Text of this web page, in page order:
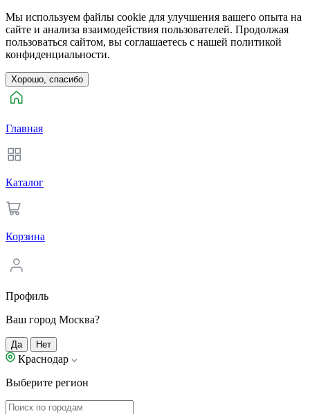
Мы используем файлы cookie для улучшения вашего опыта на
сайте и анализа взаимодействия пользователей. Продолжая
пользоваться сайтом, вы соглашаетесь с нашей политикой
конфиденциальности.
Хорошо, спасибо
Главная
Каталог
Корзина
Профиль
Ваш город Москва?
Да Нет
Краснодар
Выберите регион